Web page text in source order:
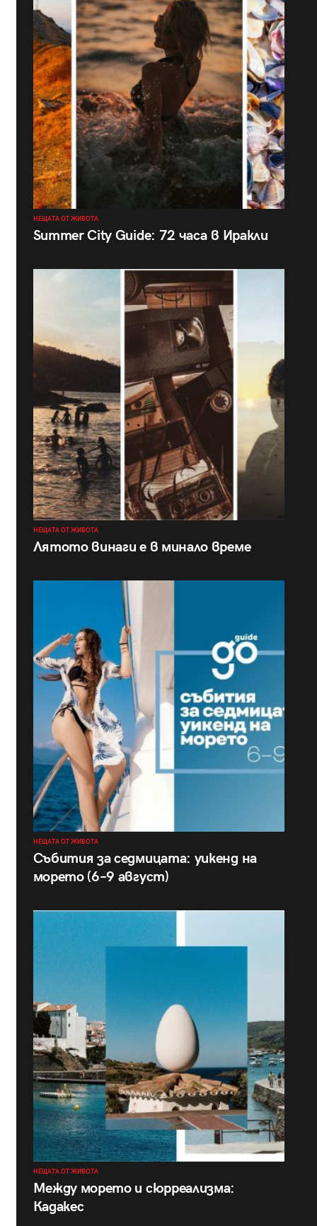
НЕЩАТА ОТ ЖИВОТА
Summer City Guide: 72 часа в Иракли
НЕЩАТА ОТ ЖИВОТА
Лятото винаги е в минало време
НЕЩАТА ОТ ЖИВОТА
Събития за седмицата: уикенд на
морето (6–9 август)
НЕЩАТА ОТ ЖИВОТА
Между морето и сюрреализма:
Кадакес